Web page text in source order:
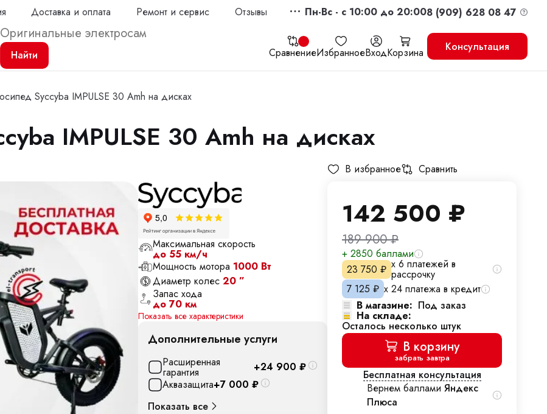
Доставка и оплата Ремонт и сервис Отзывы Пн-Вс - c 10:00 до 20:008 (909) 628 08 47
СравнениеИзбранноеВходКорзина
Продолжить Перейти в корзину
Найти
Консультация
Syccyba IMPULSE 30 Amh на дисках
IMPULSE 30 Amh на дисках
Максимальная скорость
до 55 км/ч
Мощность мотора 1000 Вт
Диаметр колес 20 ”
Запас хода
до 70 км
Показать все характеристики
Дополнительные услуги
Расширенная
гарантия +24 900 ₽
Аквазащита+7 000 ₽
Показать все
В избранное Сравнить
142 500 ₽
189 900₽
+ 2850 баллами
23 750 ₽ х 6 платежей в
рассрочку
7 125 ₽ х 24 платежа в кредит
В магазине: Под заказ
На складе:
Осталось несколько штук
В корзину
забрать завтра
Бесплатная консультация
Вернем баллами Яндекс
Плюса